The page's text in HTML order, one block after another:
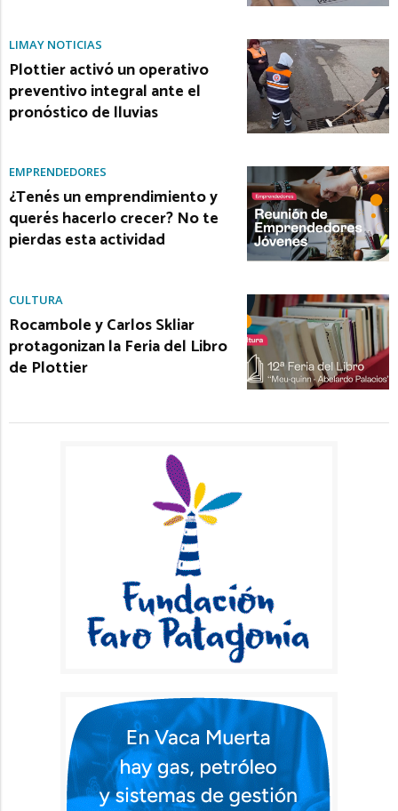
LIMAY NOTICIAS
Plottier activó un operativo
preventivo integral ante el
pronóstico de lluvias
EMPRENDEDORES
¿Tenés un emprendimiento y
querés hacerlo crecer? No te
pierdas esta actividad
CULTURA
Rocambole y Carlos Skliar
protagonizan la Feria del Libro
de Plottier